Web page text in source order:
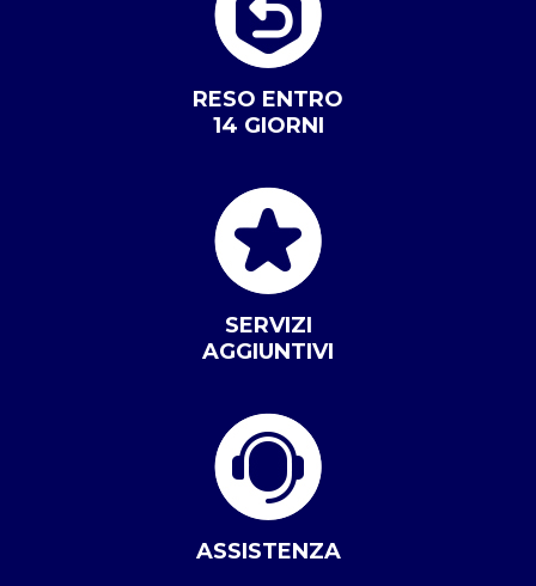
RESO ENTRO
14 GIORNI
SERVIZI
AGGIUNTIVI
ASSISTENZA